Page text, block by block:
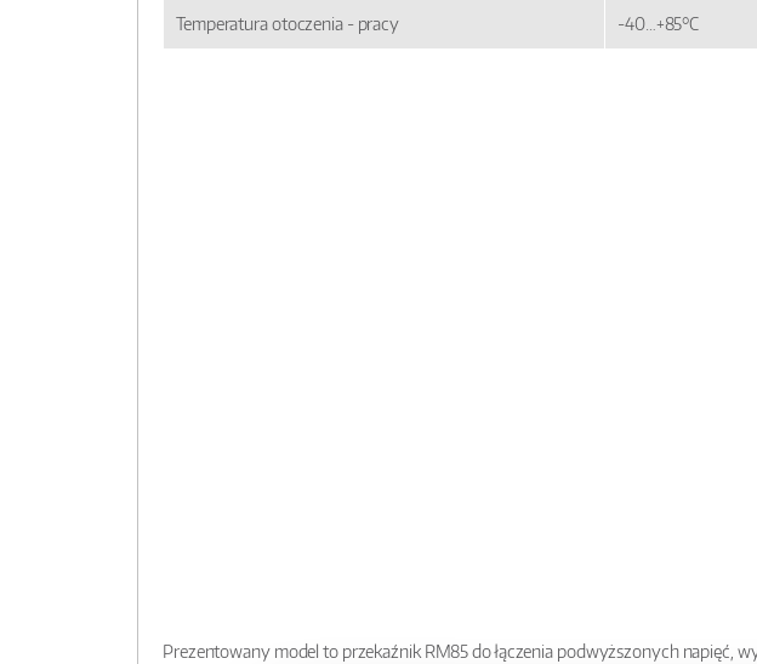
Temperatura otoczenia - pracy -40…+85°C
Prezentowany model to przekaźnik RM85 do łączenia podwyższonych napięć,